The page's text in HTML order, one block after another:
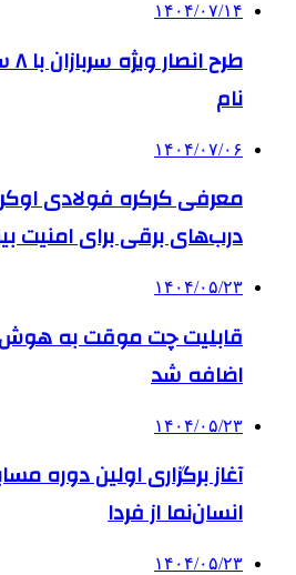
۱۴۰۴/۰۷/۱۴
نام
۱۴۰۴/۰۷/۰۶
درب‌های برقی برای امنیت
۱۴۰۴/۰۵/۲۳
قابلیت چت موقت به
اضافه شد
۱۴۰۴/۰۵/۲۳
آغاز برگزاری اولین دوره
انسان‌نما از فردا
۱۴۰۴/۰۵/۲۳